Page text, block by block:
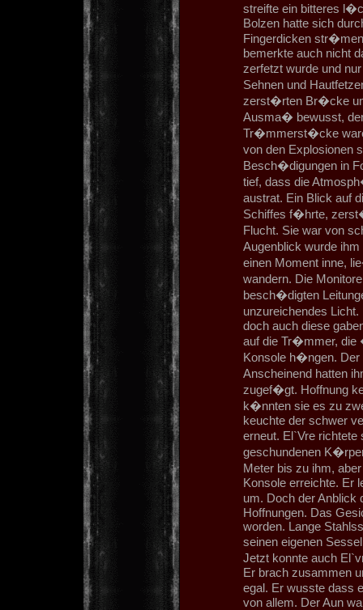
streifte ein bitteres
Bolzen hatte sich
Fingerdicken
bemerkte auch nicht
zerfetzt wurde und
Sehnen und
zerst�rten Br�cke
Ausma� bewusst,
Tr�mmerst�cke
von den Explosionen
Besch�digungen in
tief, dass die
austrat. Ein Blick auf
Schiffes f�hrte,
Flucht. Sie war von
Augenblick wurde
einen Moment inne,
wandern. Die
besch�digten
unzureichendes
doch auch diese
auf die Tr�mmer, die
Konsole h�ngen.
Anscheinend hatten
zugef�gt. Hoffnung
k�nnten sie es zu
keuchte der schwer
erneut. El`Vre
geschundenen
Meter bis zu ihm,
Konsole erreichte. Er
um. Doch der
Hoffnungen. Das
worden. Lange
seinen eigenen
Jetzt konnte auch
Er brach zusammen
egal. Er wusste dass
von allem. Der Aun